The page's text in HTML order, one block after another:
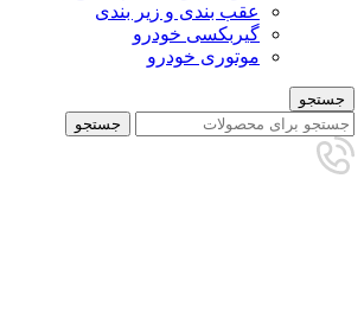
عقب بندی و زیر بندی
گیربکسی خودرو
موتوری خودرو
جستجو
جستجو